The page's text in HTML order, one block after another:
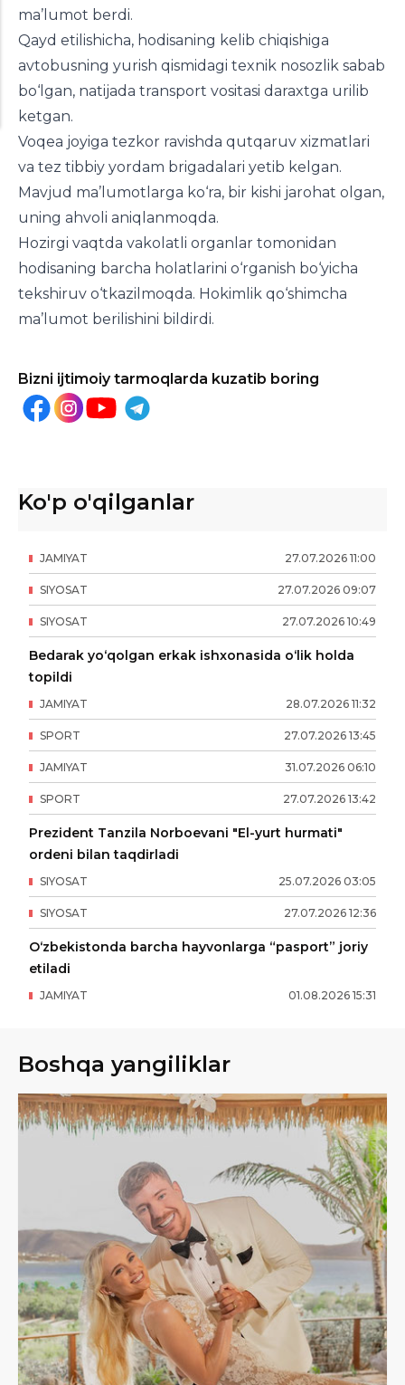
ma’lumot berdi.
Qayd etilishicha, hodisaning kelib chiqishiga
avtobusning yurish qismidagi texnik nosozlik sabab
bo‘lgan, natijada transport vositasi daraxtga urilib
ketgan.
Voqea joyiga tezkor ravishda qutqaruv xizmatlari
va tez tibbiy yordam brigadalari yetib kelgan.
Mavjud ma’lumotlarga ko‘ra, bir kishi jarohat olgan,
uning ahvoli aniqlanmoqda.
Hozirgi vaqtda vakolatli organlar tomonidan
hodisaning barcha holatlarini o‘rganish bo‘yicha
tekshiruv o‘tkazilmoqda. Hokimlik qo‘shimcha
ma’lumot berilishini bildirdi.
Bizni ijtimoiy tarmoqlarda kuzatib boring
Ko'p o'qilganlar
27.07.2026 11:00
JAMIYAT
27.07.2026 09:07
SIYOSAT
27.07.2026 10:49
SIYOSAT
Bedarak yo‘qolgan erkak ishxonasida o‘lik holda
topildi
28.07.2026 11:32
JAMIYAT
27.07.2026 13:45
SPORT
31.07.2026 06:10
JAMIYAT
27.07.2026 13:42
SPORT
Prezident Tanzila Norboevani "El-yurt hurmati"
ordeni bilan taqdirladi
25.07.2026 03:05
SIYOSAT
27.07.2026 12:36
SIYOSAT
O‘zbekistonda barcha hayvonlarga “pasport” joriy
etiladi
01.08.2026 15:31
JAMIYAT
Boshqa yangiliklar